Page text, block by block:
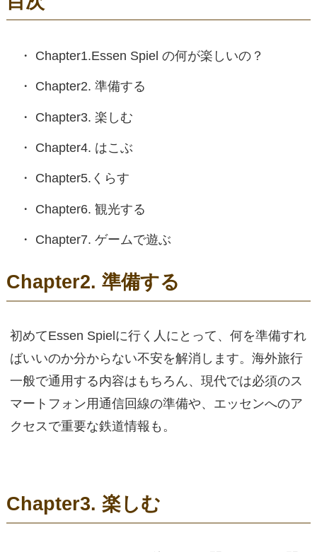
Chapter1.Essen Spiel の何が楽しいの？
Chapter2. 準備する
Chapter3. 楽しむ
Chapter4. はこぶ
Chapter5.くらす
Chapter6. 観光する
Chapter7. ゲームで遊ぶ
Chapter2. 準備する
初めてEssen Spielに行く人にとって、何を準備すれ
ばいいのか分からない不安を解消します。海外旅行
一般で通用する内容はもちろん、現代では必須のス
マートフォン用通信回線の準備や、エッセンへのア
クセスで重要な鉄道情報も。
Chapter3. 楽しむ